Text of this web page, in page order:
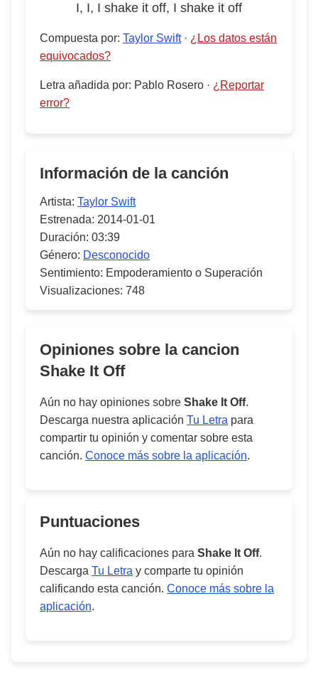
I, I, I shake it off, I shake it off
Compuesta por: Taylor Swift· ¿Los datos están
equivocados?
Letra añadida por: Pablo Rosero · ¿Reportar
error?
Información de la canción
Artista: Taylor Swift
Estrenada: 2014-01-01
Duración: 03:39
Género: Desconocido
Sentimiento: Empoderamiento o Superación
Visualizaciones: 748
Opiniones sobre la cancion
Shake It Off
Aún no hay opiniones sobre Shake It Off.
Descarga nuestra aplicación Tu Letra para
compartir tu opinión y comentar sobre esta
canción. Conoce más sobre la aplicación.
Puntuaciones
Aún no hay calificaciones para Shake It Off.
Descarga Tu Letra y comparte tu opinión
calificando esta canción. Conoce más sobre la
aplicación.